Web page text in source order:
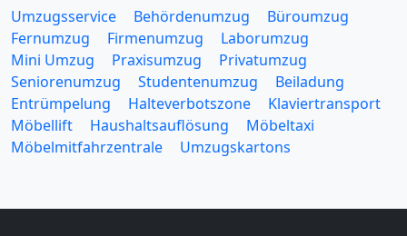
Umzugsservice Behördenumzug
Büroumzug
Fernumzug
Firmenumzug
Laborumzug
Mini Umzug
Praxisumzug
Privatumzug
Seniorenumzug
Studentenumzug
Beiladung
Entrümpelung
Halteverbotszone
Klaviertransport
Möbellift
Haushaltsauflösung
Möbeltaxi
Möbelmitfahrzentrale
Umzugskartons